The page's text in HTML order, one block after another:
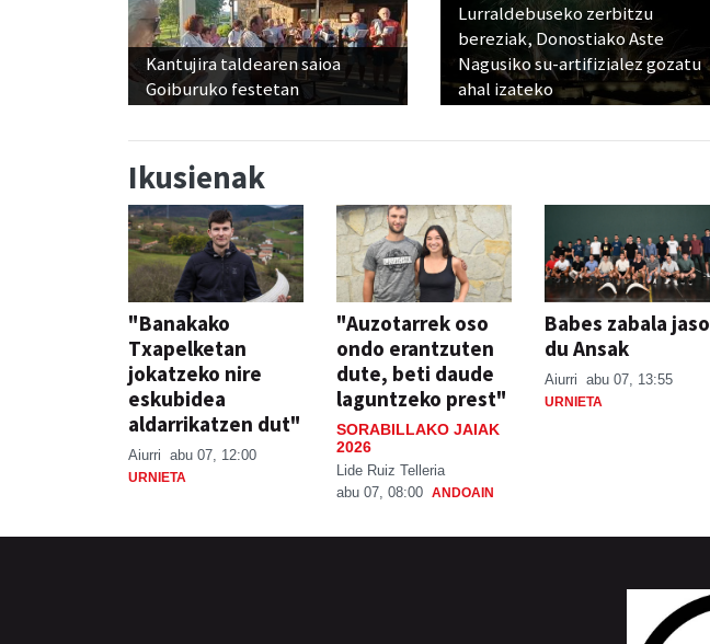
Kantujira taldearen saioa
Goiburuko festetan
Lurraldebuseko zerbitzu
bereziak, Donostiako Aste
Nagusiko su-artifizialez gozatu
ahal izateko
Ikusienak
"Banakako
Txapelketan
jokatzeko nire
eskubidea
aldarrikatzen dut"
Aiurri abu 07, 12:00
URNIETA
"Auzotarrek oso
ondo erantzuten
dute, beti daude
laguntzeko prest"
SORABILLAKO JAIAK
2026
Lide Ruiz Telleria
abu 07, 08:00 ANDOAIN
Babes zabala jaso
du Ansak
Aiurri abu 07, 13:55
URNIETA